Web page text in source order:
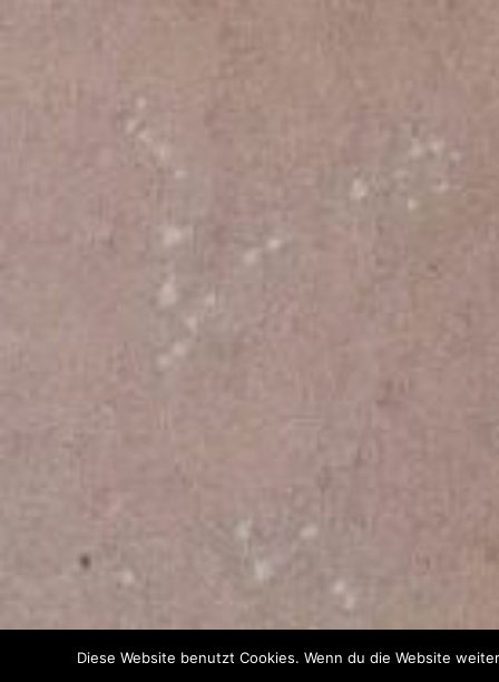
Diese Website benutzt Cookies. Wenn du die Website